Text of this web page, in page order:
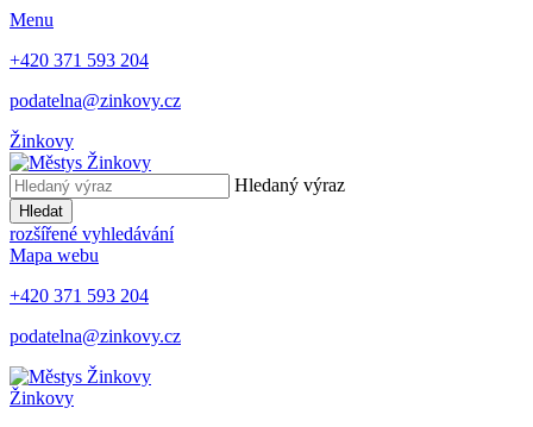
Menu
+420 371 593 204
podatelna@zinkovy.cz
Žinkovy
Hledaný výraz
Hledat
rozšířené vyhledávání
Mapa webu
+420 371 593 204
podatelna@zinkovy.cz
Žinkovy